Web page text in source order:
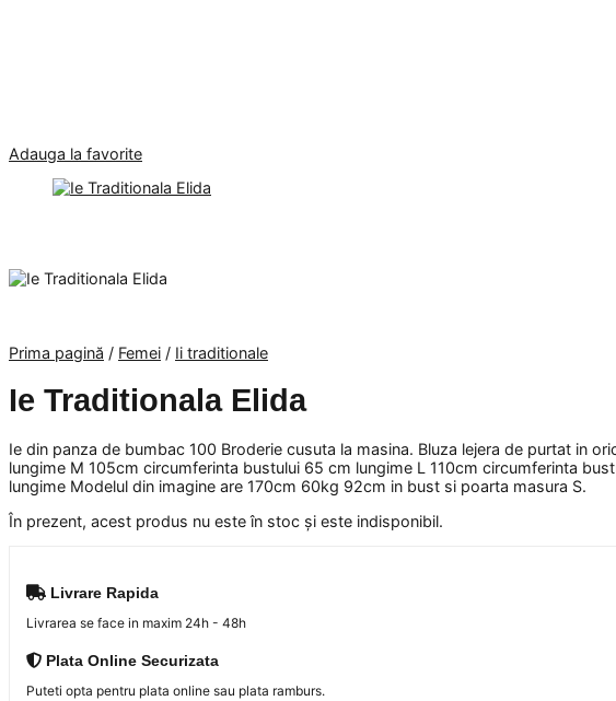
Adauga la favorite
Prima pagină / Femei / Ii traditionale
Ie Traditionala Elida
Ie din panza de bumbac 100 Broderie cusuta la masina. Bluza lejera de purtat in
lungime M 105cm circumferinta bustului 65 cm lungime L 110cm circumferinta
lungime Modelul din imagine are 170cm 60kg 92cm in bust si poarta masura S.
În prezent, acest produs nu este în stoc și este indisponibil.
Livrare Rapida
Livrarea se face in maxim 24h - 48h
Plata Online Securizata
Puteti opta pentru plata online sau plata ramburs.